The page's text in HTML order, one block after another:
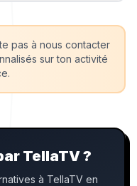
pas à nous contacter
sur ton activité
TellaTV ?
à TellaTV en